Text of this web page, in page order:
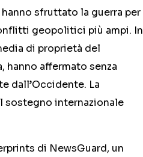
sfruttato la guerra per
geopolitici più ampi. In
di proprietà del
affermato senza
dall’Occidente. La
sostegno internazionale
di NewsGuard, un